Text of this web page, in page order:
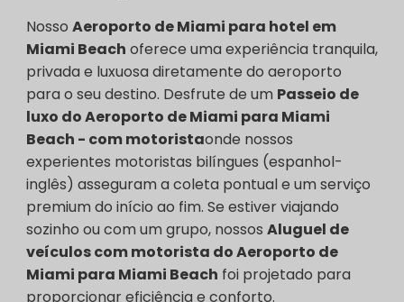
Nosso Aeroporto de Miami para hotel em
Miami Beach oferece uma experiência tranquila,
privada e luxuosa diretamente do aeroporto
para o seu destino. Desfrute de um Passeio de
luxo do Aeroporto de Miami para Miami
Beach - com motoristaonde nossos
experientes motoristas bilíngues (espanhol-
inglês) asseguram a coleta pontual e um serviço
premium do início ao fim. Se estiver viajando
sozinho ou com um grupo, nossos Aluguel de
veículos com motorista do Aeroporto de
Miami para Miami Beach foi projetado para
proporcionar eficiência e conforto.